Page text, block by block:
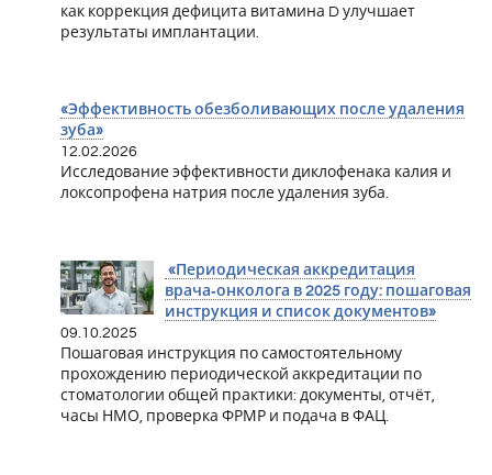
как коррекция дефицита витамина D улучшает
результаты имплантации.
«Эффективность обезболивающих после удаления
зуба»
12.02.2026
Исследование эффективности диклофенака калия и
локсопрофена натрия после удаления зуба.
«Периодическая аккредитация
врача‑онколога в 2025 году: пошаговая
инструкция и список документов»
09.10.2025
Пошаговая инструкция по самостоятельному
прохождению периодической аккредитации по
стоматологии общей практики: документы, отчёт,
часы НМО, проверка ФРМР и подача в ФАЦ.